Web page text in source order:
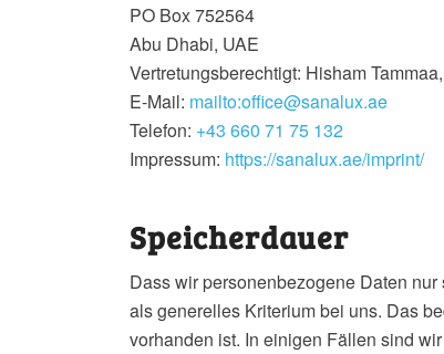
PO Box 752564
Abu Dhabi, UAE
Vertretungsberechtigt: Hisham
E-Mail: mailto:office@sanalux.ae
Telefon: +43 660 71 75 132
Impressum: https://sanalux.ae/imprint/
Speicherdauer
Dass wir personenbezogene Daten
als generelles Kriterium bei uns. Das
vorhanden ist. In einigen Fällen sind